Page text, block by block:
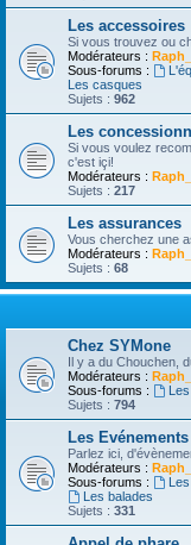
Les accessoires
Si vous trouvez ou
Modérateurs :
Sous-forums :
Les casques
Sujets : 962
Les
Si vous voulez
c'est içi!
Modérateurs :
Sujets : 217
Les assurances
Vous cherchez une
Modérateurs :
Sujets : 68
Chez SYMone
Il y a du Chouchen,
Modérateurs :
Sous-forums :
Sujets : 794
Les Evénements
Parlez ici,
Modérateurs :
Sous-forums :
Les balades
Sujets : 331